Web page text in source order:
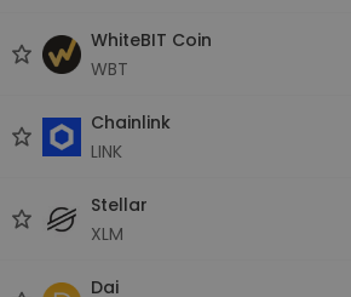
WhiteBIT Coin
WBT
Chainlink
LINK
Stellar
XLM
Dai